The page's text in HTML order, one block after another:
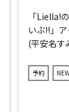
「Liella!
いぶ!!」
(平安名す
予約